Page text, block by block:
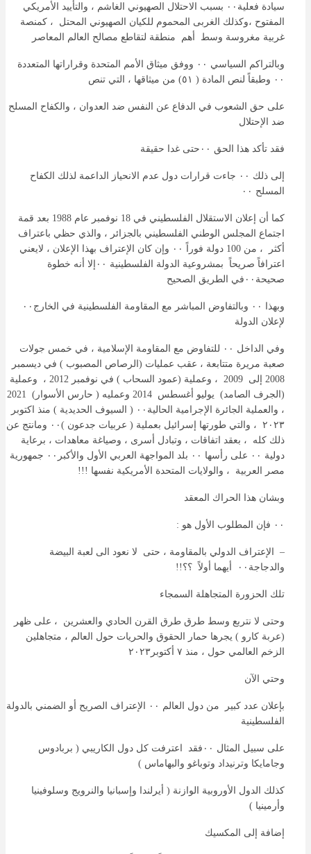
سيادة فعلية٠٠ بسبب الاحتلال الصهيوني الغاشم ، والتأييد الأمريكي
المفتوح ،وكذلك الغربى المحموم للكيان الصهيوني المحتل ، كمنصة
غربية مغروسة وسط أهم منطقة لتقاطع مصالح العالم المعاصر
وبالتراكم السياسي ٠٠ ووفق ميثاق الأمم المتحدة وقراراتها المتعددة
٠٠ وطبقاً لنص المادة ( ٥١) من ميثاقها ، التي تنص
على حق الشعوب في الدفاع عن النفس ضد العدوان ، والكفاح المسلح
ضد الإحتلال
فقد تأكد هذا الحق ٠٠حتى غدا حقيقة
إلى ذلك ٠٠ جاءت قرارات دول عدم الانحياز الداعمة لذلك الكفاح
المسلح ٠٠
كما أن إعلان الاستقلال الفلسطيني في 18 نوفمبر عام 1988 بعد قمة
اجتماع المجلس الوطني الفلسطيني بالجزائر ، والذي حظي باعتراف
أكثر ، من 100 دولة فوراً ٠٠ وإن كان الإعتراف بهذا الإعلان ، لايعني
اعترافاً صريحاً بمشروعية الدولة الفلسطينية ٠٠إلا أنه خطوة
صحيحة٠٠في الطريق الصحيح
وبهذا ٠٠ وبالتفاوض المباشر مع المقاومة الفلسطينية في الخارج٠٠
لإعلان الدولة
وفي الداخل ٠٠ للتفاوض مع المقاومة الإسلامية ، في خمس جولات
صعبة مريرة متتابعة ، عقب عمليات (الرصاص المصبوب ) في ديسمبر
2008 إلى 2009 ، وعملية (عمود السحاب ) في نوفمبر 2012 ، وعملية
(الجرف الصامد) يوليو أغسطس 2014 وعمليه ( حارس الأسوار) 2021
، والعملية الجائرة الإجرامية الحالية٠٠ ( السيوف الحديدية ) منذ اكتوبر
٢٠٢٣ ، والتي طورتها إسرائيل بعملية ( عربيات جدعون )٠٠ ومانتج عن
ذلك كله ، بعقد اتفاقات ، وتبادل أسرى ، وصياغة معاهدات ، برعاية
دولية ٠٠ على رأسها ٠٠ بلد المواجهة العربي الأول والأكبر٠٠ جمهورية
مصر العربية ، والولايات المتحدة الأمريكية نفسها !!!
وبشان هذا الحراك المعقد
٠٠ فإن المطلوب الأول هو :
– الإعتراف الدولي بالمقاومة ، حتى لا نعود الى لعبة البيضة
والدجاجة٠٠ أيهما أولاً ؟؟!!
تلك الحزورة المتجاهلة السمجاء
وحتى لا نتربع وسط طرق طرق القرن الحادي والعشرين ، على ظهر
(عربة كارو ) يجرها حمار الحقوق والحريات حول العالم ، متجاهلين
الزخم العالمي حول ، منذ ٧ أكتوبر٢٠٢٣
وحتي الآن
بإعلان عدد كبير من دول العالم ٠٠ الإعتراف الصريح أو الضمني بالدولة
الفلسطينية
على سبيل المثال ٠٠فقد اعترفت كل دول الكاريبي ( بربادوس
وجامايكا وترنيداد وتوباغو والبهاماس )
كذلك الدول الأوروبية الوازنة ( أيرلندا وإسبانيا والنرويج وسلوفينيا
وأرمينيا )
إضافة إلى المكسيك